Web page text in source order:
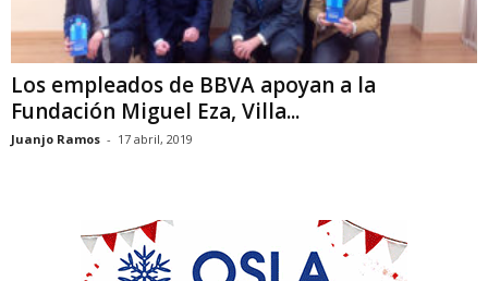
Los empleados de BBVA apoyan a la
Fundación Miguel Eza, Villa...
Juanjo Ramos - 17 abril, 2019